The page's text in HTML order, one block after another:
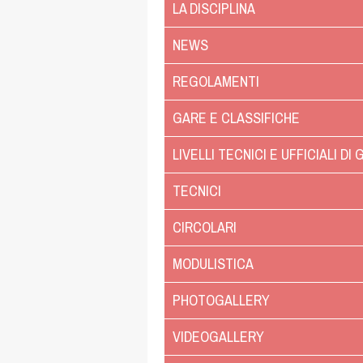
LA DISCIPLINA
NEWS
REGOLAMENTI
GARE E CLASSIFICHE
LIVELLI TECNICI E UFFICIALI DI
TECNICI
CIRCOLARI
MODULISTICA
PHOTOGALLERY
VIDEOGALLERY